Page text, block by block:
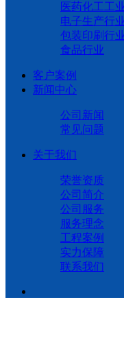
医药化工工
电子生产行
包装印刷行
食品行业
客户案例
新闻中心
公司新闻
常见问题
关于我们
荣誉资质
公司简介
公司服务
服务理念
工程案例
实力保障
联系我们